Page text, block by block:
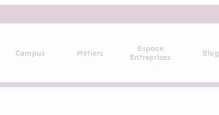
Campus Métiers
Espace
Entreprises
Blog